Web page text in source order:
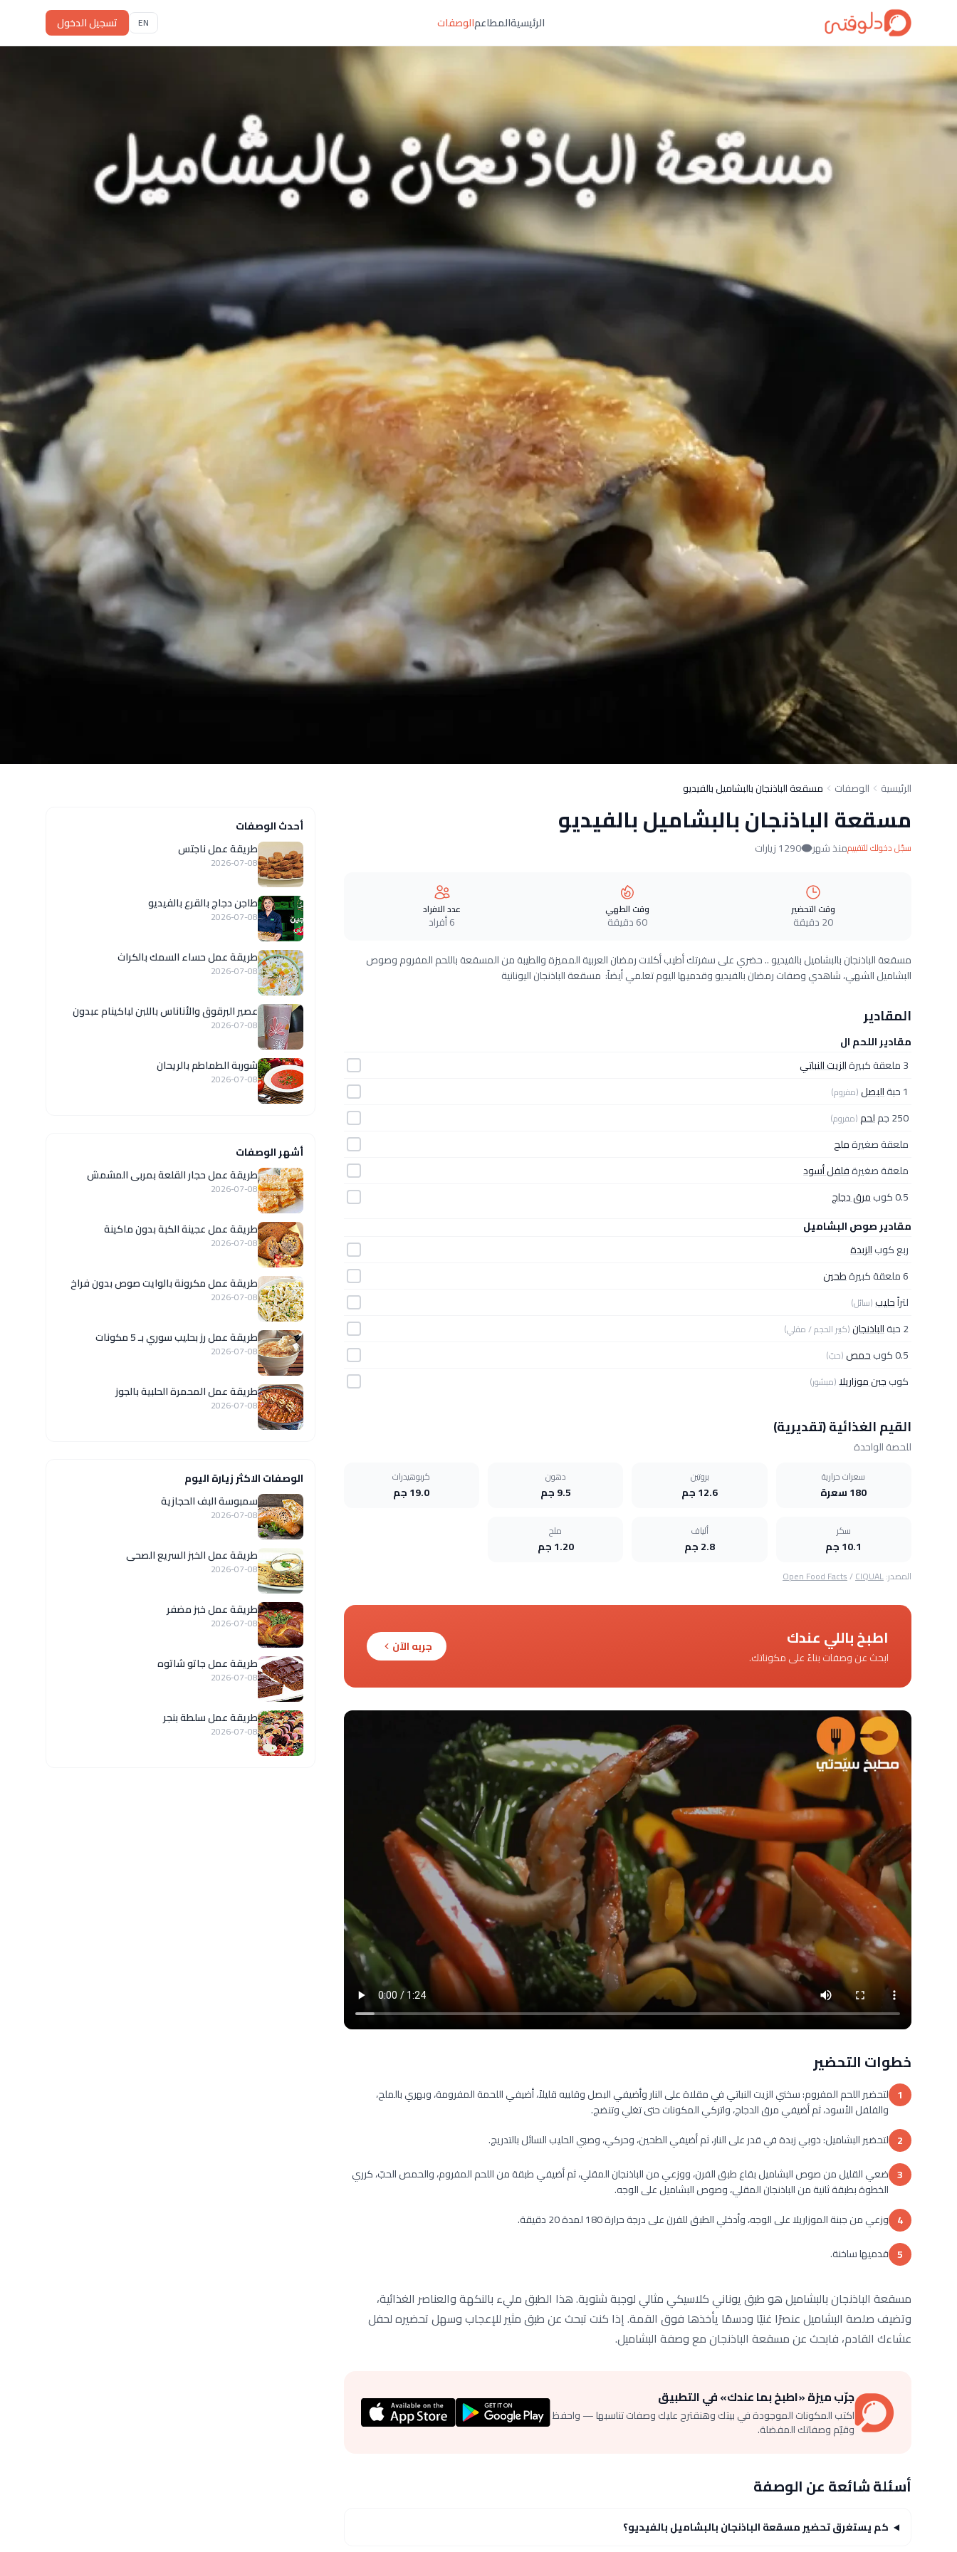
الرئيسيةالمطاعمالوصفات EN تسجيل الدخول
الرئيسية الوصفات مسقعة الباذنجان بالبشاميل بالفيديو
مسقعة الباذنجان بالبشاميل بالفيديو
سجّل دخولك للتقييممنذ شهر 1290 زيارات
وقت التحضير
20 دقيقة
وقت الطهي
60 دقيقة
عدد الافراد
6 أفراد
مسقعة الباذنجان بالبشاميل بالفيديو .. حضري على سفرتك أطيب أكلات رمضان العربية المميزة والطيبة من المسقعة باللحم المفروم وصوص
البشاميل الشهي، شاهدي وصفات رمضان بالفيديو وقدميها اليوم تعلمي أيضاً: مسقعة الباذنجان اليونانية
المقادير
مقادير اللحم ال
3 ملعقة كبيرة
الزيت النباتي
1 حبة
البصل(مفروم)
250 جم لحم(مفروم)
ملعقة صغيرةملح
ملعقة صغيرةفلفل أسود
0.5 كوب
مرق دجاج
مقادير صوص البشاميل
ربع كوبالزبدة
6 ملعقة كبيرة
طحين
لتراًحليب(سائل)
2 حبة الباذنجان(كبير الحجم / مقلي)
0.5 كوب حمص(حبّ)
كوبجبن موزاريلا(مبشور)
القيم الغذائية (تقديرية)
للحصة الواحدة
سعرات حرارية
180 سعرة
بروتين
12.6 جم
دهون
9.5 جم
كربوهيدرات
19.0 جم
سكر
10.1 جم
ألياف
2.8 جم
ملح
1.20 جم
المصدر: Open Food Facts/CIQUAL
اطبخ باللي عندك
ابحث عن وصفات بناءً على مكوناتك.
جربه الآن
خطوات التحضير
1 لتحضير اللحم المفروم: سخني الزيت النباتي في مقلاة على النار وأضيفي البصل وقلبيه قليلاً، أضيفي اللحمة المفرومة، وبهري بالملح،
والفلفل الأسود، ثم أضيفي مرق الدجاج، واتركي المكونات حتى تغلي وتنضج.
2 لتحضير البشاميل: ذوبي زبدة في قدر على النار، ثم أضيفي الطحين، وحركي، وصبي الحليب السائل بالتدريج.
3 ضعي القليل من صوص البشاميل بقاع طبق الفرن، ووزعي من الباذنجان المقلي، ثم أضيفي طبقة من اللحم المفروم، والحمص الحبّ، كرري
الخطوة بطبقة ثانية من الباذنجان المقلي، وصوص البشاميل على الوجه.
4 وزعي من جبنة الموزاريلا على الوجه، وأدخلي الطبق للفرن على درجة حرارة 180 لمدة 20 دقيقة.
5 قدميها ساخنة.
مسقعة الباذنجان بالبشاميل هو طبق يوناني كلاسيكي مثالي لوجبة شتوية. هذا الطبق مليء بالنكهة والعناصر الغذائية،
وتضيف صلصة البشاميل عنصرًا غنيًا ودسمًا يأخذها فوق القمة. إذا كنت تبحث عن طبق مثير للإعجاب وسهل تحضيره لحفل
عشاءك القادم، فابحث عن مسقعة الباذنجان مع وصفة البشاميل.
جرّب ميزة «اطبخ بما عندك» في التطبيق
اكتب المكونات الموجودة في بيتك وهنقترح عليك وصفات تناسبها — واحفظ
وقيّم وصفاتك المفضلة.
أسئلة شائعة عن الوصفة
كم يستغرق تحضير مسقعة الباذنجان بالبشاميل بالفيديو؟
أحدث الوصفات
طريقة عمل ناجتس
2026-07-08
طاجن دجاج بالقرع بالفيديو
2026-07-08
طريقة عمل حساء السمك بالكراث
2026-07-08
عصير البرقوق والأناناس باللبن لباكينام عبدون
2026-07-08
شوربة الطماطم بالريحان
2026-07-08
أشهر الوصفات
طريقة عمل حجار القلعة بمربى المشمش
2026-07-08
طريقة عمل عجينة الكبة بدون ماكينة
2026-07-08
طريقة عمل مكرونة بالوايت صوص بدون فراخ
2026-07-08
طريقة عمل رز بحليب سوري بـ 5 مكونات
2026-07-08
طريقة عمل المحمرة الحلبية بالجوز
2026-07-08
الوصفات الاكثر زيارة اليوم
سمبوسة البف الحجازية
2026-07-08
طريقة عمل الخبز السريع الصحى
2026-07-08
طريقة عمل خبز مضفر
2026-07-08
طريقة عمل جاتو شاتوه
2026-07-08
طريقة عمل سلطة بنجر
2026-07-08